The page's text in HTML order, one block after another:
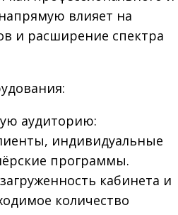
влияет на
и расширение спектра
аудиторию:
индивидуальные
программы.
кабинета и
количество